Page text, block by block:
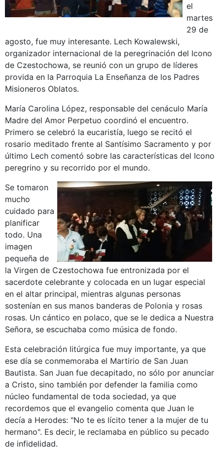
el
martes
29 de
agosto, fue muy interesante. Lech Kowalewski,
organizador internacional de la peregrinación del Icono
de Czestochowa, se reunió con un grupo de líderes
provida en la Parroquia La Enseñanza de los Padres
Misioneros Oblatos.
María Carolina López, responsable del cenáculo María
Madre del Amor Perpetuo coordinó el encuentro.
Primero se celebró la eucaristía, luego se recitó el
rosario meditado frente al Santísimo Sacramento y por
último Lech comentó sobre las características del Icono
peregrino y su recorrido por el mundo.
Se tomaron
mucho
cuidado para
planificar
todo. Una
imagen
pequeña de
la Virgen de Czestochowa fue entronizada por el
sacerdote celebrante y colocada en un lugar especial
en el altar principal, mientras algunas personas
sostenían en sus manos banderas de Polonia y rosas
rosas. Un cántico en polaco, que se le dedica a Nuestra
Señora, se escuchaba como música de fondo.
Esta celebración litúrgica fue muy importante, ya que
ese día se conmemoraba el Martirio de San Juan
Bautista. San Juan fue decapitado, no sólo por anunciar
a Cristo, sino también por defender la familia como
núcleo fundamental de toda sociedad, ya que
recordemos que el evangelio comenta que Juan le
decía a Herodes: "No te es lícito tener a la mujer de tu
hermano". Es decir, le reclamaba en público su pecado
de infidelidad.